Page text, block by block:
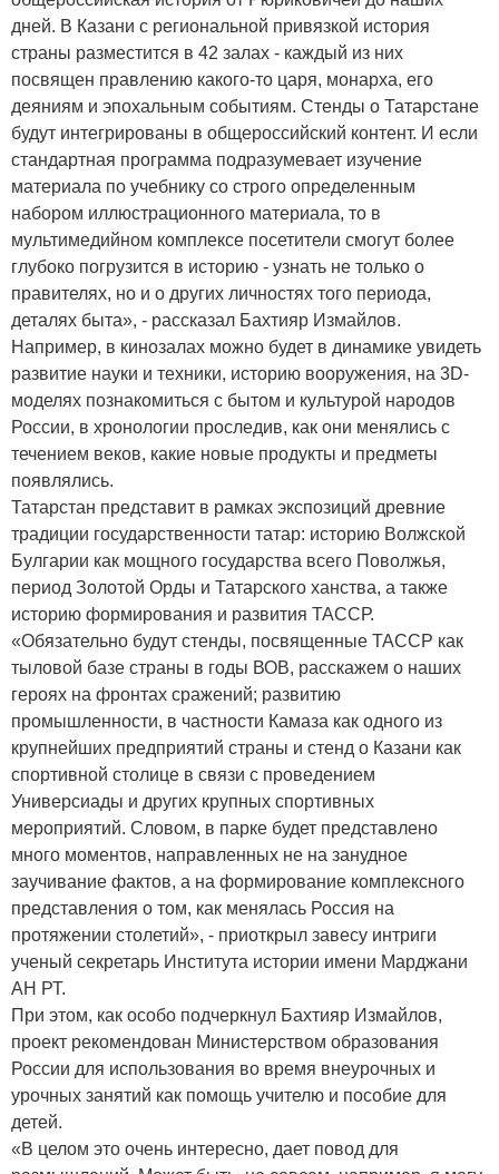
дней. В Казани с региональной привязкой история
страны разместится в 42 залах - каждый из них
посвящен правлению какого-то царя, монарха, его
деяниям и эпохальным событиям. Стенды о Татарстане
будут интегрированы в общероссийский контент. И если
стандартная программа подразумевает изучение
материала по учебнику со строго определенным
набором иллюстрационного материала, то в
мультимедийном комплексе посетители смогут более
глубоко погрузится в историю - узнать не только о
правителях, но и о других личностях того периода,
деталях быта», - рассказал Бахтияр Измайлов.
Например, в кинозалах можно будет в динамике увидеть
развитие науки и техники, историю вооружения, на 3D-
моделях познакомиться с бытом и культурой народов
России, в хронологии проследив, как они менялись с
течением веков, какие новые продукты и предметы
появлялись.
Татарстан представит в рамках экспозиций древние
традиции государственности татар: историю Волжской
Булгарии как мощного государства всего Поволжья,
период Золотой Орды и Татарского ханства, а также
историю формирования и развития ТАССР.
«Обязательно будут стенды, посвященные ТАССР как
тыловой базе страны в годы ВОВ, расскажем о наших
героях на фронтах сражений; развитию
промышленности, в частности Камаза как одного из
крупнейших предприятий страны и стенд о Казани как
спортивной столице в связи с проведением
Универсиады и других крупных спортивных
мероприятий. Словом, в парке будет представлено
много моментов, направленных не на занудное
заучивание фактов, а на формирование комплексного
представления о том, как менялась Россия на
протяжении столетий», - приоткрыл завесу интриги
ученый секретарь Института истории имени Марджани
АН РТ.
При этом, как особо подчеркнул Бахтияр Измайлов,
проект рекомендован Министерством образования
России для использования во время внеурочных и
урочных занятий как помощь учителю и пособие для
детей.
«В целом это очень интересно, дает повод для